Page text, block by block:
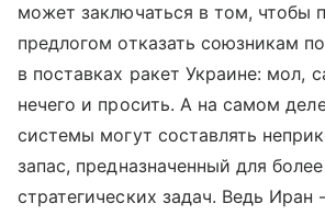
может заключаться в том, чтобы
предлогом отказать союзникам
в поставках ракет Украине: мол,
нечего и просить. А на самом
системы могут составлять
запас, предназначенный для
стратегических задач. Ведь